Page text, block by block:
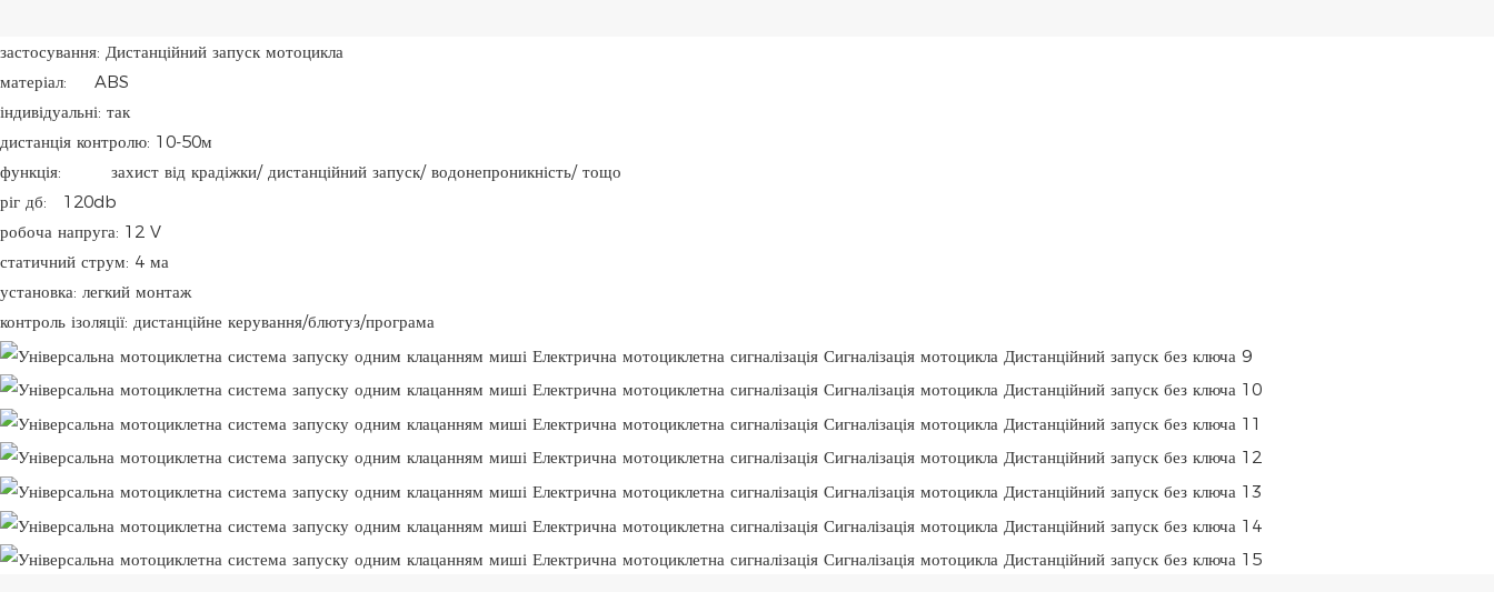
застосування: Дистанційний запуск мотоцикла
матеріал:
ABS
індивідуальні: так
дистанція контролю: 10-50м
функція: захист від крадіжки/ дистанційний запуск/ водонепроникність/ тощо
ріг дб:
120db
робоча напруга: 12 V
статичний струм: 4 ма
установка: легкий монтаж
контроль ізоляції: дистанційне керування/блютуз/програма